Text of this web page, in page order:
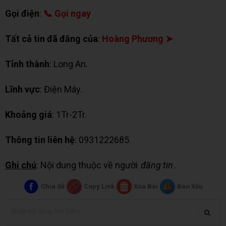
Gọi điện: 📞 Gọi ngay
Tất cả tin đã đăng của: Hoàng Phương ➤
Tỉnh thành: Long An.
Lĩnh vực: Điện Máy.
Khoảng giá: 1Tr-2Tr.
Thông tin liên hệ: 0931222685.
Ghi chú: Nội dung thuộc về người đăng tin.
Chia Sẻ Copy Link Xóa Bài Báo Xấu